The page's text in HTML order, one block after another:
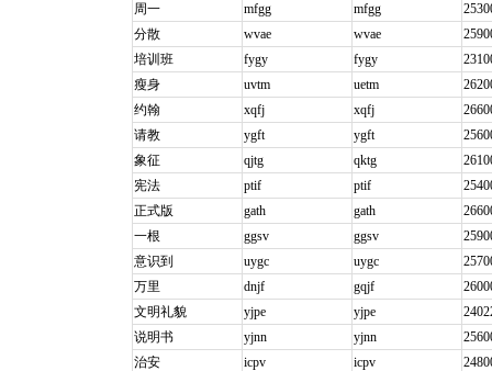
周一
mfgg mfgg
分散
wvae wvae
培训班
fygy fygy
瘦身
uvtm uetm
约翰
xqfj xqfj
请教
ygft ygft
象征
qjtg qktg
宪法
ptif ptif
正式版
gath gath
一根
ggsv ggsv
意识到
uygc uygc
万里
dnjf gqjf
文明礼貌
yjpe yjpe
说明书
yjnn yjnn
治安
icpv icpv